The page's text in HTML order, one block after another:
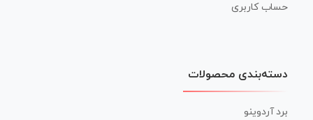
حساب کاربری
دسته‌بندی محصولات
برد آردوینو